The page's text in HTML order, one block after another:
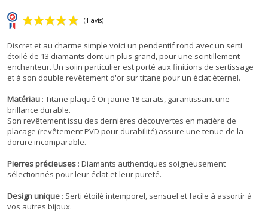
Discret et au charme simple voici un pendentif rond avec un serti
étoilé de 13 diamants dont un plus grand, pour une scintillement
enchanteur. Un soiin particulier est porté aux finitions de sertissage
et à son double revêtement d'or sur titane pour un éclat éternel.
Matériau : Titane plaqué Or jaune 18 carats, garantissant une
brillance durable.
Son revêtement issu des dernières découvertes en matière de
placage (revêtement PVD pour durabilité) assure une tenue de la
dorure incomparable.
Pierres précieuses : Diamants authentiques soigneusement
sélectionnés pour leur éclat et leur pureté.
Design unique : Serti étoilé intemporel, sensuel et facile à assortir à
vos autres bijoux.